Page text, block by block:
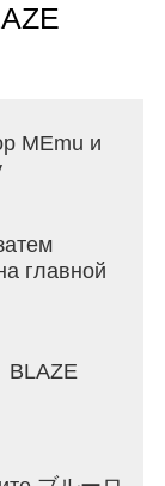
эгоистов и
не
игроками и
помощью
Rock
в игре.
им
им.
MEmu и
главной
BLAZE